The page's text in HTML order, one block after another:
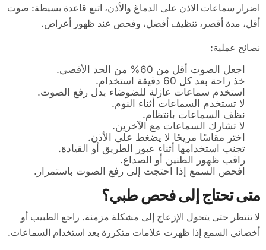
اضرار سماعات الاذن على الدماغ والأذن، اتبع قاعدة بسيطة: صوت
أقل، مدة أقصر، تنظيف أفضل، وفحص عند ظهور أعراض.
نصائح عملية:
اجعل الصوت أقل من 60% من الحد الأقصى.
خذ راحة بعد كل 60 دقيقة استخدام.
استخدم سماعات عازلة للضوضاء بدل رفع الصوت.
لا تستخدم السماعات أثناء النوم.
نظف السماعات بانتظام.
لا تشارك السماعات مع الآخرين.
اختر مقاسًا مريحًا لا يضغط على الأذن.
تجنب استخدامها أثناء عبور الطريق أو القيادة.
راقب ظهور الطنين أو الصداع.
افحص السمع إذا احتجت إلى رفع الصوت باستمرار.
متى تحتاج إلى فحص طبي؟
لا تنتظر حتى يتحول الإزعاج إلى مشكلة مزمنة. راجع الطبيب أو
أخصائي السمع إذا ظهرت علامات متكررة بعد استخدام السماعات.